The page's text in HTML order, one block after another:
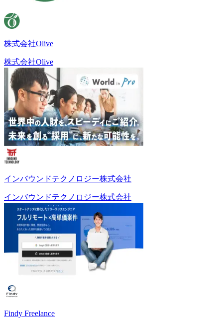
株式会社Olive
株式会社Olive
インバウンドテクノロジー株式会社
インバウンドテクノロジー株式会社
Findy Freelance